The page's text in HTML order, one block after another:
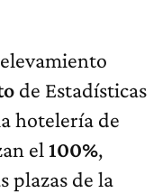
de Estadísticas
hotelería de
el 100%,
plazas de la